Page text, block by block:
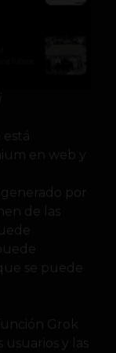
en web y
por
de las
se puede
Grok
y las